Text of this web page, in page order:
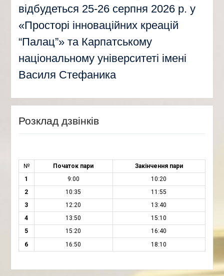
відбудеться 25-26 серпня 2026 р. у
«Просторі інноваційних креацій
“Палац”» та Карпатському
національному університеті імені
Василя Стефаника
Розклад дзвінків
№ Початок пари
Закінчення пари
1
9:00
10:20
2
10:35
11:55
3
12:20
13:40
4
13:50
15:10
5
15:20
16:40
6
16:50 18:10